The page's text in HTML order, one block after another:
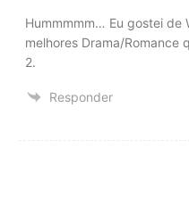
Hummmmm… Eu gostei de
melhores Drama/Romance
2.
Responder